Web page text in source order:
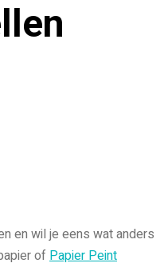
en wil je eens wat anders
of Papier Peint